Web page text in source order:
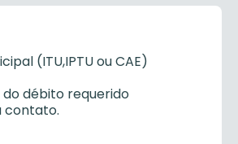
(ITU,IPTU ou CAE)
débito requerido
contato.